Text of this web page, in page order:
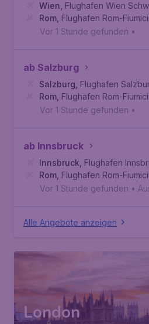
Wien Flughafen Wien
Rom Flughafen Rom-
Vor 1 Stunde gefunden •
ab Salzburg
Salzburg Flughafen
Rom Flughafen Rom-
Vor 1 Stunde gefunden •
ab Innsbruck
Innsbruck Flughafen
Rom Flughafen Rom-
Vor 1 Stunde gefunden •
Alle Angebote anzeigen
London